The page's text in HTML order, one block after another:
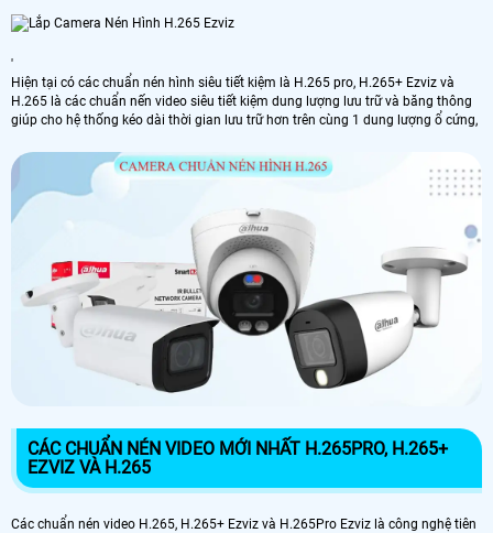
'
Hiện tại có các chuẩn nén hình siêu tiết kiệm là H.265 pro, H.265+ Ezviz và
H.265 là các chuẩn nến video siêu tiết kiệm dung lượng lưu trữ và băng thông
giúp cho hệ thống kéo dài thời gian lưu trữ hơn trên cùng 1 dung lượng ổ cứng,
CÁC CHUẨN NÉN VIDEO MỚI NHẤT H.265PRO, H.265+
EZVIZ VÀ H.265
Các chuẩn nén video H.265, H.265+ Ezviz và H.265Pro Ezviz là công nghệ tiên